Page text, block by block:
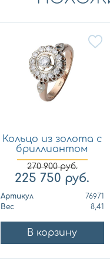
Кольцо из золота с
бриллиантом
МЭЮЗ 7...
270 900руб.
225 750 руб.
Артикул
76971
Вес
8,41
В корзину